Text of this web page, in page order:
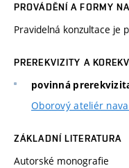
PROVÁDĚNÍ A FORMY
Pravidelná konzultace je
PREREKVIZITY A
povinná
Oborový ateliér
ZÁKLADNÍ LITERATURA
Autorské monografie